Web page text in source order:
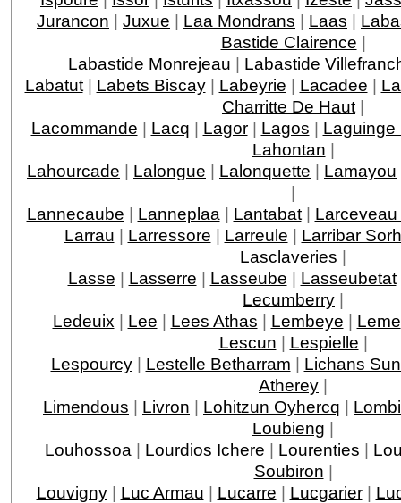
Jurancon | Juxue | Laa Mondrans | Laas |
Bastide Clairence |
Labastide Monrejeau | Labastide
Labatut| Labets Biscay| Labeyrie | Lacadee |
Charritte De Haut |
Lacommande | Lacq | Lagor| Lagos | Laguinge
Lahontan |
Lahourcade | Lalongue | Lalonquette | Lamayou
|
Lannecaube | Lanneplaa | Lantabat| Larceveau
Larrau | Larressore | Larreule | Larribar
Lasclaveries |
Lasse | Lasserre | Lasseube | Lasseubetat
Lecumberry |
Ledeuix | Lee | Lees Athas | Lembeye | Leme
Lescun | Lespielle |
Lespourcy| Lestelle Betharram | Lichans
Atherey |
Limendous | Livron | Lohitzun Oyhercq |
Loubieng |
Louhossoa | Lourdios Ichere | Lourenties |
Soubiron |
Louvigny| Luc Armau | Lucarre | Lucgarier|